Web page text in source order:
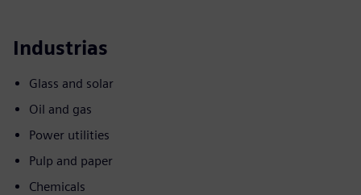
Industrias
Glass and solar
Oil and gas
Power utilities
Pulp and paper
Chemicals